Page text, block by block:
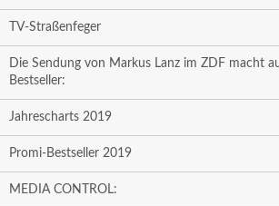
TV-Straßenfeger
Die Sendung von Markus Lanz im ZDF macht
Bestseller:
Jahrescharts 2019
Promi-Bestseller 2019
MEDIA CONTROL: